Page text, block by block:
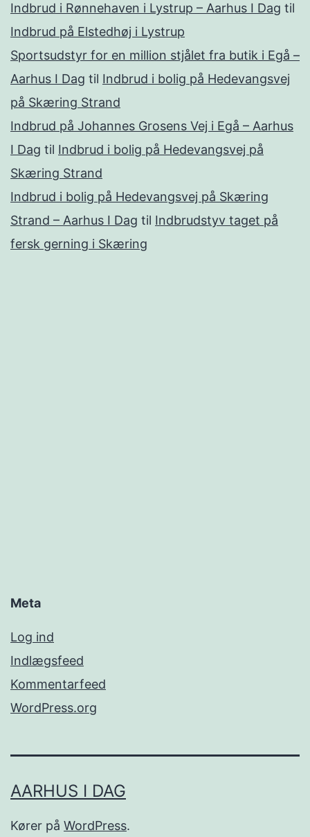
Indbrud i Rønnehaven i Lystrup – Aarhus I Dag til
Indbrud på Elstedhøj i Lystrup
Sportsudstyr for en million stjålet fra butik i Egå –
Aarhus I Dag til Indbrud i bolig på Hedevangsvej
på Skæring Strand
Indbrud på Johannes Grosens Vej i Egå – Aarhus
I Dag til Indbrud i bolig på Hedevangsvej på
Skæring Strand
Indbrud i bolig på Hedevangsvej på Skæring
Strand – Aarhus I Dag til Indbrudstyv taget på
fersk gerning i Skæring
Meta
Log ind
Indlægsfeed
Kommentarfeed
WordPress.org
AARHUS I DAG
Kører på WordPress.